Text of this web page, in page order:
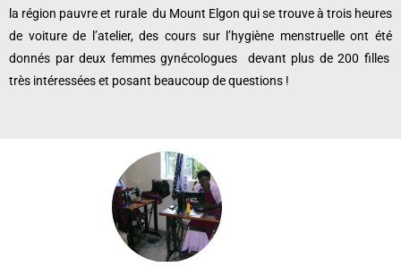
la région pauvre et rurale du Mount Elgon qui se trouve à trois heures
de voiture de l’atelier, des cours sur l’hygiène menstruelle ont été
donnés par deux femmes gynécologues devant plus de 200 filles
très intéressées et posant beaucoup de questions !